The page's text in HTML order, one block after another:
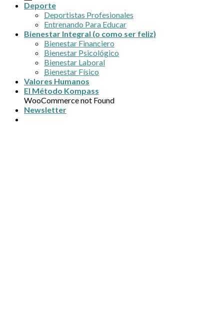
Deporte
Deportistas Profesionales
Entrenando Para Educar
Bienestar Integral (o como ser feliz)
Bienestar Financiero
Bienestar Psicológico
Bienestar Laboral
Bienestar Físico
Valores Humanos
El Método Kompass
WooCommerce not Found
Newsletter